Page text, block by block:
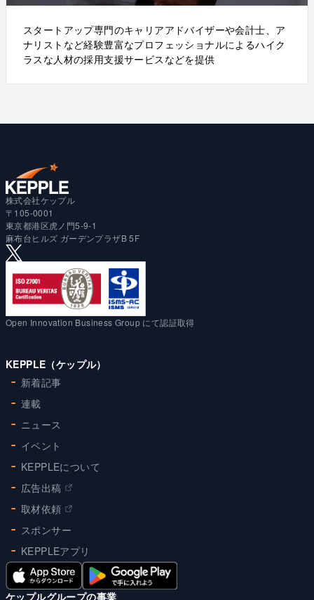
スタートアップ専門のキャリアアドバイザーや会計士、ア
ナリストなど経験豊富なプロフェッショナルによるハイク
ラスな人材の採用支援サービスなどを提供
株式会社ケップル
〒105-0001
東京都港区虎ノ門5-9-1
麻布台ヒルズ ガーデンプラザB 5F
Open Innovation Business Group にて認証取得
KEPPLE（ケップル）
新着記事
連載
ニュース
イベント
KEPPLEについて
広告出稿
取材依頼
スポンサー
KEPPLEアプリ
ケップルグループの事業